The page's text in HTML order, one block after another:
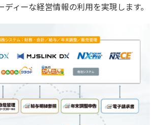
ィーな経営情報の利用を実現します。